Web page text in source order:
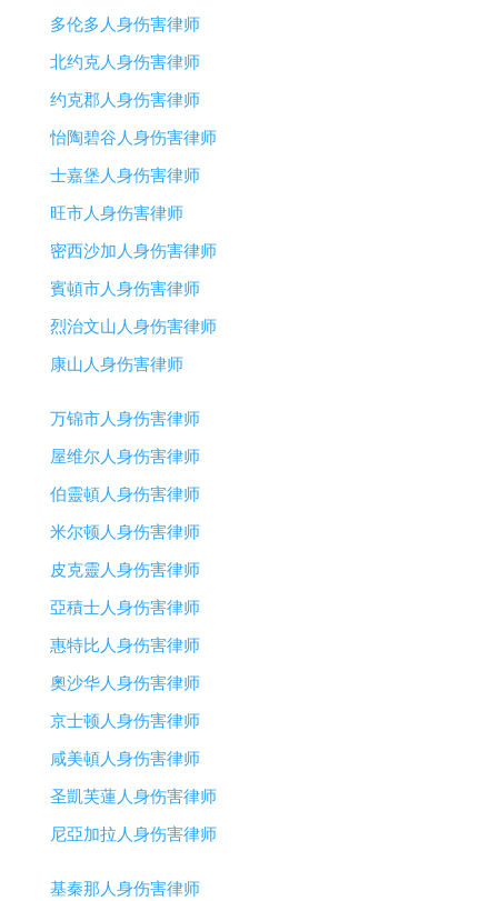
多伦多人身伤害律师
北约克人身伤害律师
约克郡人身伤害律师
怡陶碧谷人身伤害律师
士嘉堡人身伤害律师
旺市人身伤害律师
密西沙加人身伤害律师
賓頓市人身伤害律师
烈治文山人身伤害律师
康山人身伤害律师
万锦市人身伤害律师
屋维尔人身伤害律师
伯靈頓人身伤害律师
米尔顿人身伤害律师
皮克靈人身伤害律师
亞積士人身伤害律师
惠特比人身伤害律师
奧沙华人身伤害律师
京士顿人身伤害律师
咸美頓人身伤害律师
圣凱芙蓮人身伤害律师
尼亞加拉人身伤害律师
基秦那人身伤害律师